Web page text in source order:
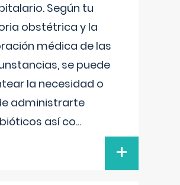
Según tu
obstétrica y la
médica de las
se puede
la necesidad o
administrarte
así co...
+